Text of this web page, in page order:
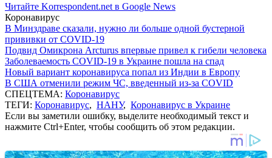
Читайте Korrespondent.net в Google News
Коронавирус
В Минздраве сказали, нужно ли больше одной бустерной
прививки от COVID-19
Подвид Омикрона Arcturus впервые привел к гибели человека
Заболеваемость COVID-19 в Украине пошла на спад
Новый вариант коронавируса попал из Индии в Европу
В США отменили режим ЧС, введенный из-за COVID
СПЕЦТЕМА: Коронавирус
ТЕГИ: Коронавирус, НАНУ, Коронавирус в Украине
Если вы заметили ошибку, выделите необходимый текст и
нажмите Ctrl+Enter, чтобы сообщить об этом редакции.